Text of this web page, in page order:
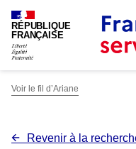
RÉPUBLIQUE
FRANÇAISE
Voir le fil d’Ariane
Revenir à la